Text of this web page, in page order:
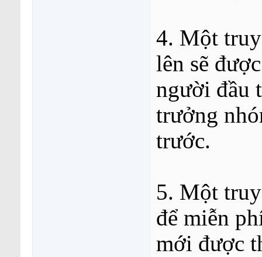
4. Một
lên sẽ
người đầu
trưởng
trước.
5. Một
để miễn
mới được